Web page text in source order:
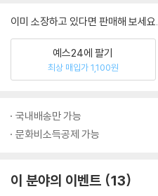
이미 소장하고 있다면 판매해 보세요.
예스24에 팔기
최상 매입가 1,100원
국내배송만 가능
문화비소득공제 가능
이 분야의 이벤트 13